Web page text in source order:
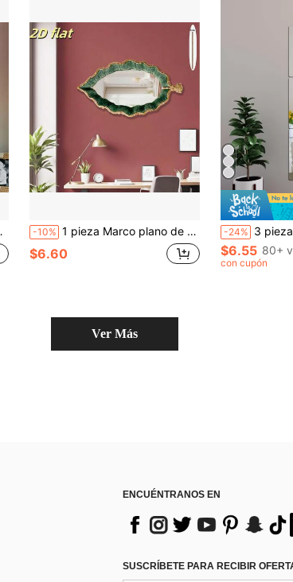
-10% 1 pieza Marco plano de oro 2D Espejo de acrílico con hoja verde, adecuado para el hogar, sala de estar, dormitorio, estudio, patio, sin necesidad de suministro eléctrico
$6.60
-24% 3 piezas de adhesivos de espejo cuadrado para pared,
$6.55 80+
con cupón
Ver Más
ENCUÉNTRANOS EN
SUSCRÍBETE PARA RECIBIR